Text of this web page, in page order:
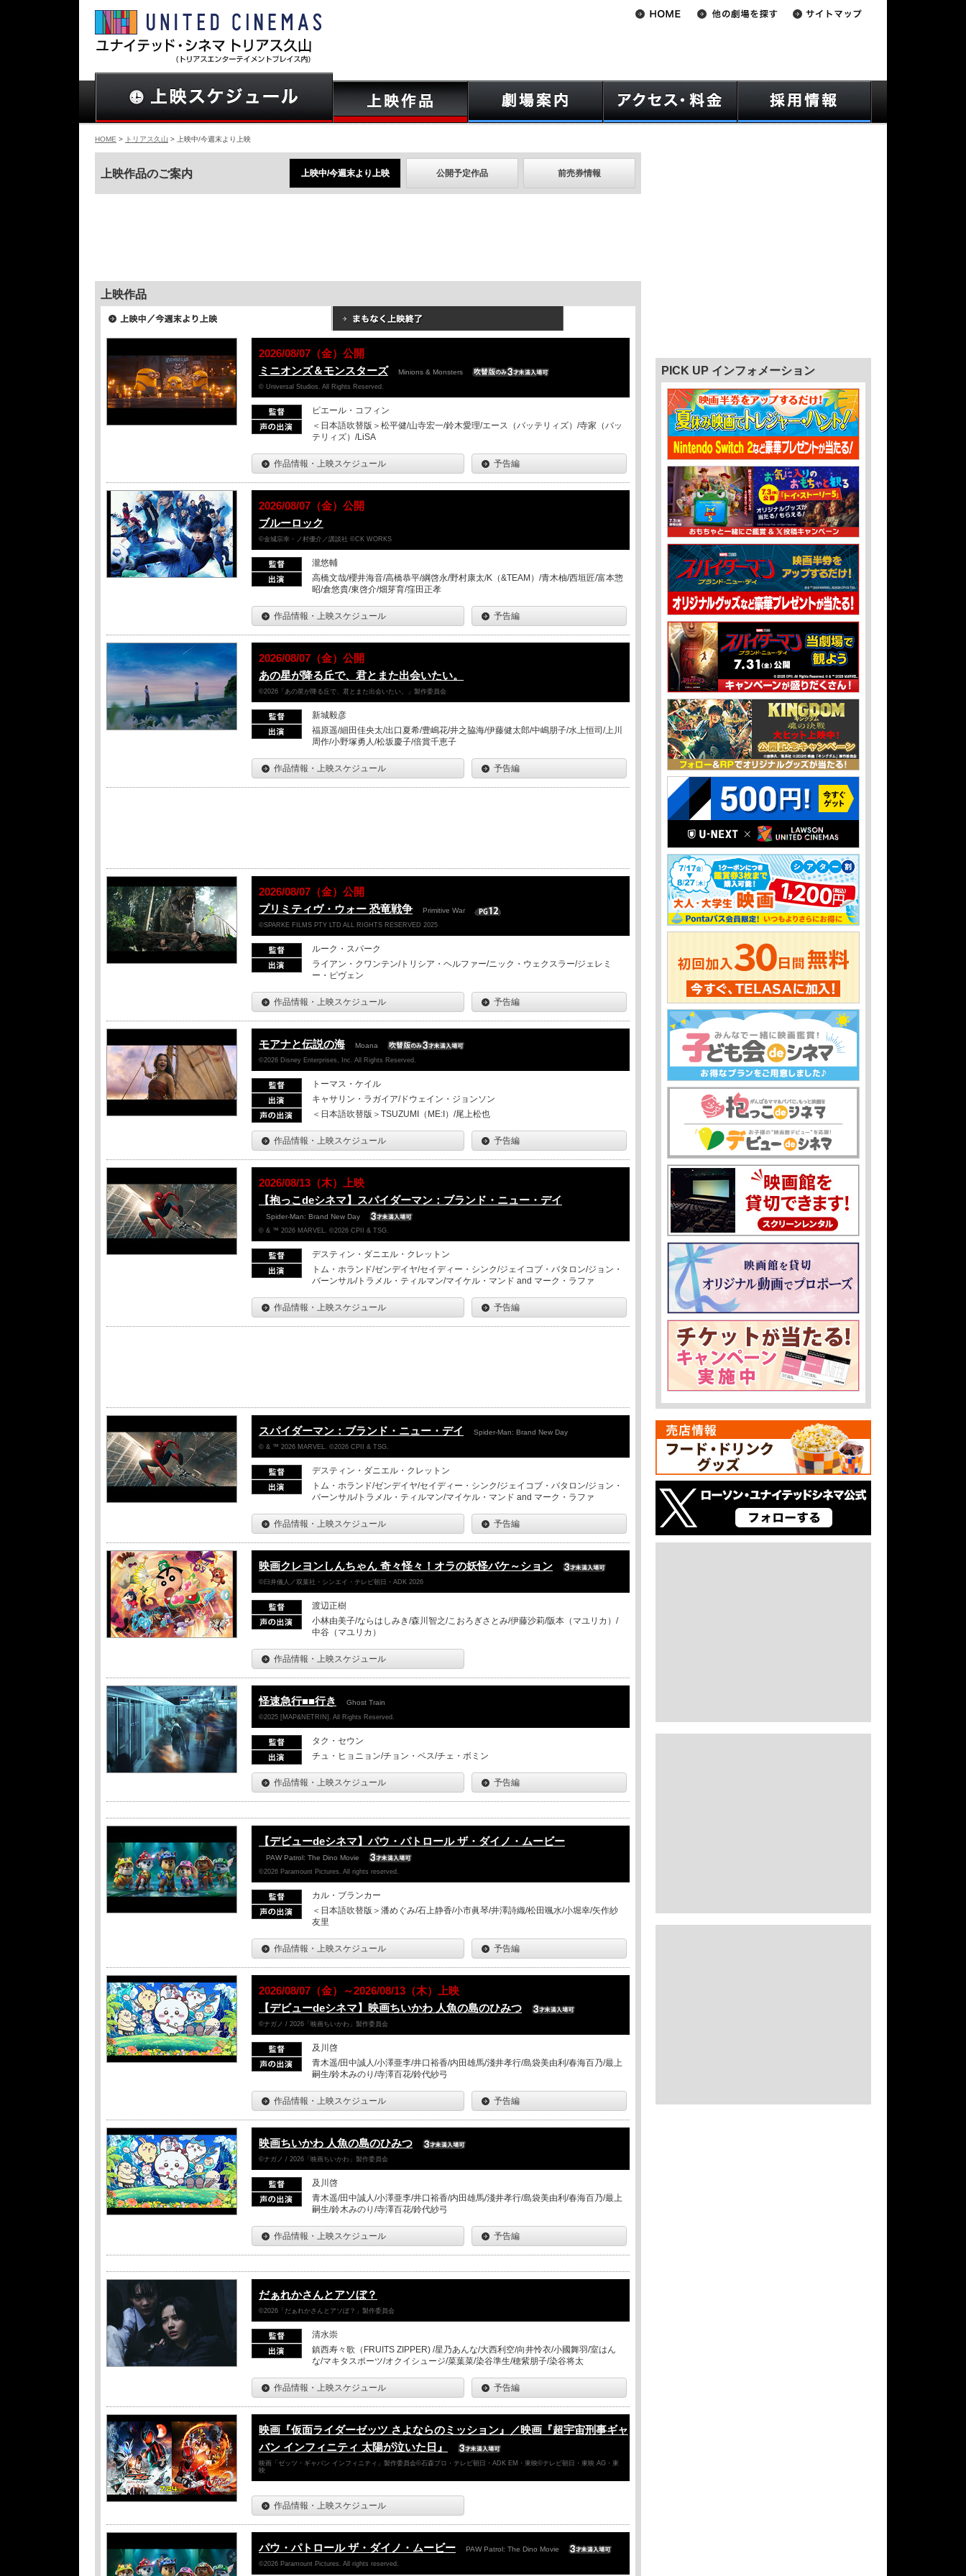
HOME > トリアス久山 > 上映中/今週末より上映
上映作品のご案内 上映中/今週末より上映 公開予定作品 前売券情報
上映作品
2026/08/07（金）公開
ミニオンズ＆モンスターズ
Minions & Monsters
© Universal Studios. All Rights Reserved.
ピエール・コフィン
＜日本語吹替版＞松平健/山寺宏一/鈴木愛理/エース（バッテリィズ）/寺家（バッ
テリィズ）/LiSA
作品情報・上映スケジュール 予告編
2026/08/07（金）公開
ブルーロック
©金城宗幸・ノ村優介／講談社 ©CK WORKS
瀧悠輔
高橋文哉/櫻井海音/高橋恭平/綱啓永/野村康太/K（&TEAM）/青木柚/西垣匠/富本惣
昭/倉悠貴/東啓介/畑芽育/窪田正孝
作品情報・上映スケジュール 予告編
2026/08/07（金）公開
あの星が降る丘で、君とまた出会いたい。
©2026「あの星が降る丘で、君とまた出会いたい。」製作委員会
新城毅彦
福原遥/細田佳央太/出口夏希/豊嶋花/井之脇海/伊藤健太郎/中嶋朋子/水上恒司/上川
周作/小野塚勇人/松坂慶子/倍賞千恵子
作品情報・上映スケジュール 予告編
2026/08/07（金）公開
プリミティヴ・ウォー 恐竜戦争
Primitive War
©SPARKE FILMS PTY LTD ALL RIGHTS RESERVED 2025
ルーク・スパーク
ライアン・クワンテン/トリシア・ヘルファー/ニック・ウェクスラー/ジェレミ
ー・ピヴェン
作品情報・上映スケジュール 予告編
モアナと伝説の海 Moana
©2026 Disney Enterprises, Inc. All Rights Reserved.
トーマス・ケイル
キャサリン・ラガイア/ドウェイン・ジョンソン
＜日本語吹替版＞TSUZUMI（ME:I）/尾上松也
作品情報・上映スケジュール 予告編
2026/08/13（木）上映
【抱っこdeシネマ】スパイダーマン：ブランド・ニュー・デイ
Spider-Man: Brand New Day
© & ™ 2026 MARVEL. ©2026 CPII & TSG.
デスティン・ダニエル・クレットン
トム・ホランド/ゼンデイヤ/セイディー・シンク/ジェイコブ・バタロン/ジョン・
バーンサル/トラメル・ティルマン/マイケル・マンド and マーク・ラファ
作品情報・上映スケジュール 予告編
スパイダーマン：ブランド・ニュー・デイ Spider-Man: Brand New Day
© & ™ 2026 MARVEL. ©2026 CPII & TSG.
デスティン・ダニエル・クレットン
トム・ホランド/ゼンデイヤ/セイディー・シンク/ジェイコブ・バタロン/ジョン・
バーンサル/トラメル・ティルマン/マイケル・マンド and マーク・ラファ
作品情報・上映スケジュール 予告編
映画クレヨンしんちゃん 奇々怪々！オラの妖怪バケ～ション
©臼井儀人／双葉社・シンエイ・テレビ朝日・ADK 2026
渡辺正樹
小林由美子/ならはしみき/森川智之/こおろぎさとみ/伊藤沙莉/阪本（マユリカ）/
中谷（マユリカ）
作品情報・上映スケジュール
怪速急行■■行き Ghost Train
©2025 [MAP&NETRIN]. All Rights Reserved.
タク・セウン
チュ・ヒョニョン/チョン・ベス/チェ・ボミン
作品情報・上映スケジュール 予告編
【デビューdeシネマ】パウ・パトロール ザ・ダイノ・ムービー
PAW Patrol: The Dino Movie
©2026 Paramount Pictures. All rights reserved.
カル・ブランカー
＜日本語吹替版＞潘めぐみ/石上静香/小市眞琴/井澤詩織/松田颯水/小堀幸/矢作紗
友里
作品情報・上映スケジュール 予告編
2026/08/07（金）～2026/08/13（木）上映
【デビューdeシネマ】映画ちいかわ 人魚の島のひみつ
©ナガノ / 2026「映画ちいかわ」製作委員会
及川啓
青木遥/田中誠人/小澤亜李/井口裕香/内田雄馬/淺井孝行/島袋美由利/春海百乃/最上
嗣生/鈴木みのり/寺澤百花/鈴代紗弓
作品情報・上映スケジュール 予告編
映画ちいかわ 人魚の島のひみつ
©ナガノ / 2026「映画ちいかわ」製作委員会
及川啓
青木遥/田中誠人/小澤亜李/井口裕香/内田雄馬/淺井孝行/島袋美由利/春海百乃/最上
嗣生/鈴木みのり/寺澤百花/鈴代紗弓
作品情報・上映スケジュール 予告編
だぁれかさんとアソぼ？
©2026「だぁれかさんとアソぼ？」製作委員会
清水崇
鎮西寿々歌（FRUITS ZIPPER) /星乃あんな/大西利空/向井怜衣/小國舞羽/室はん
な/マキタスポーツ/オクイシュージ/菜葉菜/染谷準生/穂紫朋子/染谷将太
作品情報・上映スケジュール 予告編
映画『仮面ライダーゼッツ さよならのミッション』／映画『超宇宙刑事ギャ
バン インフィニティ 太陽が泣いた日』
映画「ゼッツ・ギャバン インフィニティ」製作委員会©石森プロ・テレビ朝日・ADK EM・東映©テレビ朝日・東映 AG・東
映
作品情報・上映スケジュール
パウ・パトロール ザ・ダイノ・ムービー PAW Patrol: The Dino Movie
©2026 Paramount Pictures. All rights reserved.
PICK UP インフォメーション